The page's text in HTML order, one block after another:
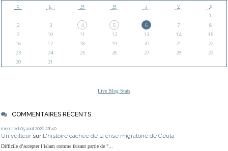
D L M M J V S
1
2
3 4 5 6 7
8
9
10 11 12 13 14
15
16
17 18 19 20 21
22
23
24 25 26 27 28
29
30
31
Live Blog Stats
COMMENTAIRES RÉCENTS
mercredi 05 août 2026 22h40
Un veilleur sur L'histoire cachée de la crise migratoire de Ceuta
Difficile d’accepter l’islam comme faisant partie de ”...